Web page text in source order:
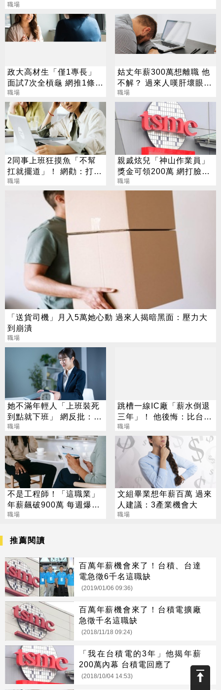
職場
政大高材生「僅1專長」
面試7次全槓龜 網推1條
路：可年薪百萬
職場
姑丈年薪300萬想離職 他
不解？ 過來人嘆肝壞眼
花：只剩脂肪跟血壓
職場
2同事上班狂摸魚「不幫
扛就擺道」！ 網勸：打不
贏就加入
職場
親戚炫兒「神山作業員」
獎金可領200萬 網打臉：
沒可能
職場
「送貨司機」月入5萬她心動 過來人揭暗黑面：壓力大
到崩潰
職場
她不滿年輕人「上班裝死
到點就下班」 網反批：不
幹很正常
職場
跳槽一線IC廠「薪水倒退
三年」！ 他後悔：比台積
電少一半
職場
不是工程師！「這職業」
年薪飆破900萬 每週爆肝
70小時仍搶破頭
職場
文組畢業想年薪百萬 過來
人建議：3產業機會大
職場
推薦閱讀
百萬年薪機會來了！台積、台達
電急徵6千名這職缺
(2019/01/06 09:36)
百萬年薪機會來了！台積電擴廠
急徵千名這職缺
(2018/11/18 09:24)
「我在台積電的3年」他揭年薪
200萬內幕 台積電回應了
(2018/10/04 14:53)